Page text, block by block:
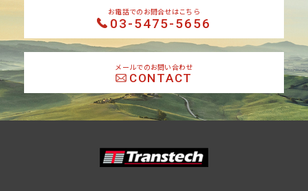
お電話でのお問合せはこちら
03-5475-5656
メールでのお問い合わせ
CONTACT